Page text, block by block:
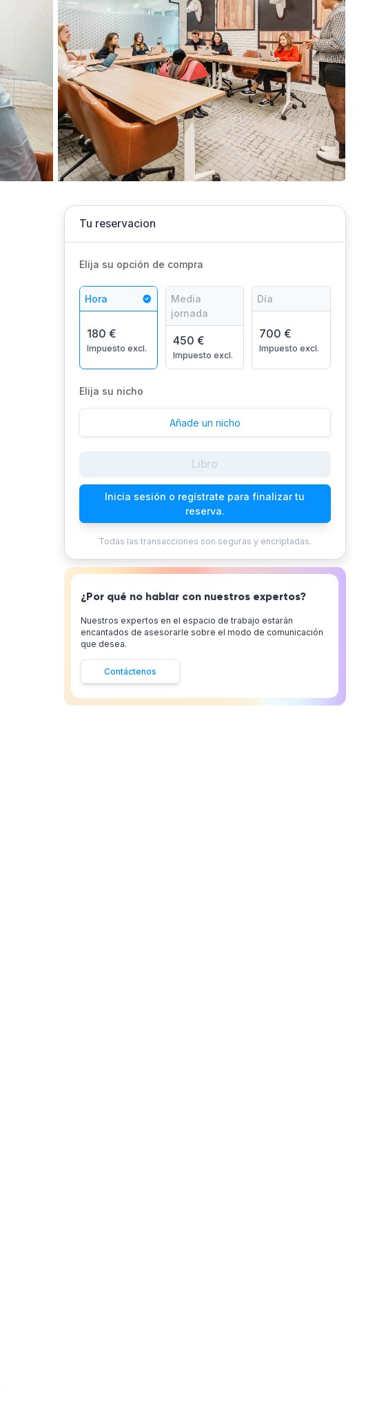
Tu reservacion
Elija su opción de compra
Hora
180 €
Impuesto excl.
Media
jornada
450 €
Impuesto excl.
Día
700 €
Impuesto excl.
Elija su nicho
Añade un nicho
Libro
Inicia sesión o regístrate para finalizar tu
reserva.
Todas las transacciones son seguras y encriptadas.
¿Por qué no hablar con nuestros expertos?
Nuestros expertos en el espacio de trabajo estarán
encantados de asesorarle sobre el modo de comunicación
que desea.
Contáctenos